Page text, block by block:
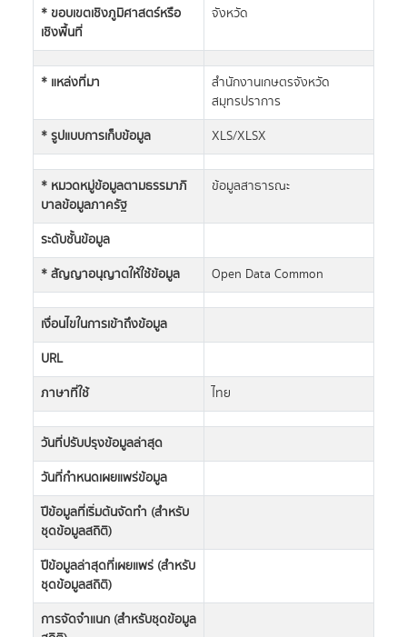
* ขอบเขตเชิงภูมิศาสตร์หรือ
เชิงพื้นที่
จังหวัด
* แหล่งที่มา
สำนักงานเกษตรจังหวัด
สมุทรปราการ
* รูปแบบการเก็บข้อมูล
XLS/XLSX
* หมวดหมู่ข้อมูลตามธรรมาภิ
บาลข้อมูลภาครัฐ
ข้อมูลสาธารณะ
ระดับชั้นข้อมูล
* สัญญาอนุญาตให้ใช้ข้อมูล
Open Data Common
เงื่อนไขในการเข้าถึงข้อมูล
URL
ภาษาที่ใช้
ไทย
วันที่ปรับปรุงข้อมูลล่าสุด
วันที่กำหนดเผยแพร่ข้อมูล
ปีข้อมูลที่เริ่มต้นจัดทำ (สำหรับ
ชุดข้อมูลสถิติ)
ปีข้อมูลล่าสุดที่เผยแพร่ (สำหรับ
ชุดข้อมูลสถิติ)
การจัดจำแนก (สำหรับชุดข้อมูล